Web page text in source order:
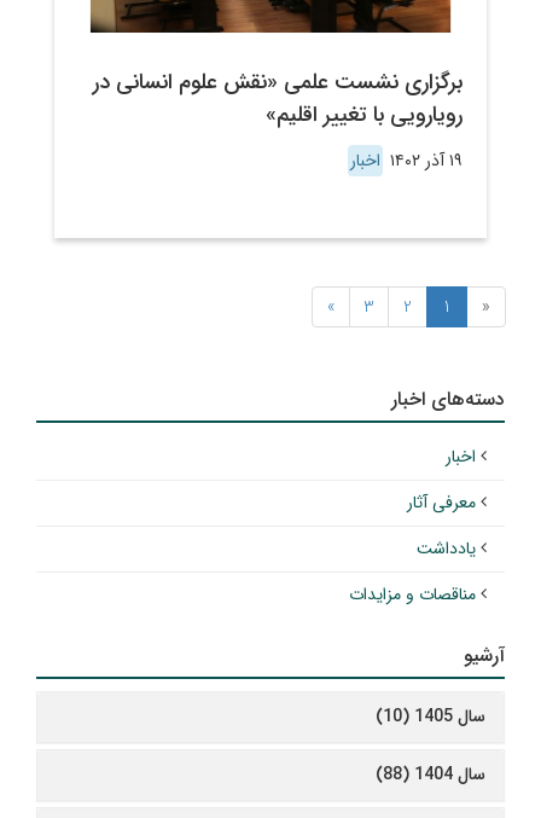
برگزاری نشست علمی «نقش علوم انسانی در
رویارویی با تغییر اقلیم»
۱۹ آذر ۱۴۰۲ اخبار
«
1
2
3
»
دسته‌های اخبار
اخبار
معرفی آثار
یادداشت
مناقصات و مزایدات
آرشیو
سال 1405 (10)
سال 1404 (88)